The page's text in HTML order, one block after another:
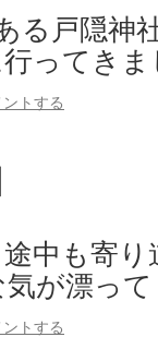
る戸隠神
行ってき
トする
中も寄
気が漂っ
トする